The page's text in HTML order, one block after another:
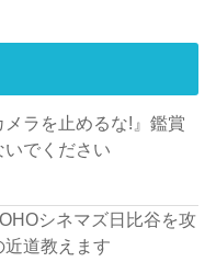
メラを止めるな!』鑑賞
でください
シネマズ日比谷を攻
道教えます